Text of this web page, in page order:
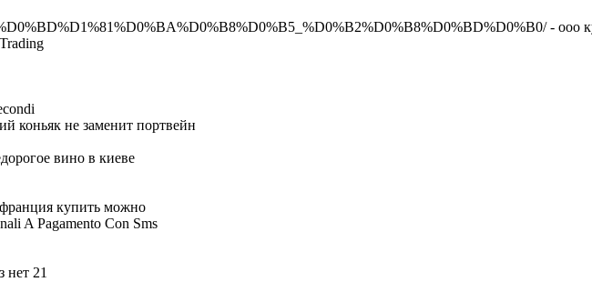
- ооо
коньяк не заменит портвейн
вино в киеве
франция купить можно
A Pagamento Con Sms
нет 21